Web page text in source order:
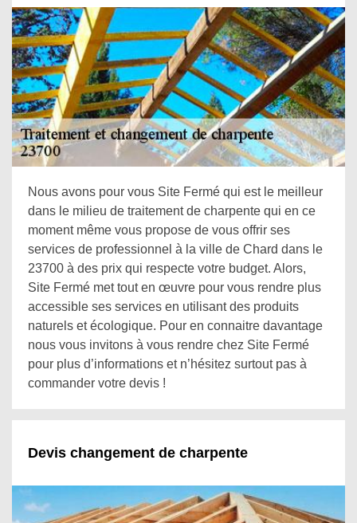
Nous avons pour vous Site Fermé qui est le meilleur
dans le milieu de traitement de charpente qui en ce
moment même vous propose de vous offrir ses
services de professionnel à la ville de Chard dans le
23700 à des prix qui respecte votre budget. Alors,
Site Fermé met tout en œuvre pour vous rendre plus
accessible ses services en utilisant des produits
naturels et écologique. Pour en connaitre davantage
nous vous invitons à vous rendre chez Site Fermé
pour plus d’informations et n’hésitez surtout pas à
commander votre devis !
Devis changement de charpente